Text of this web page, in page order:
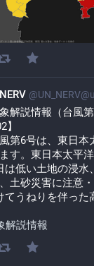
象解説情報（台風
】
第6号は、東日本
す。東日本太平
は低い土地の浸水
土砂災害に注意
てうねりを伴った
解説情報